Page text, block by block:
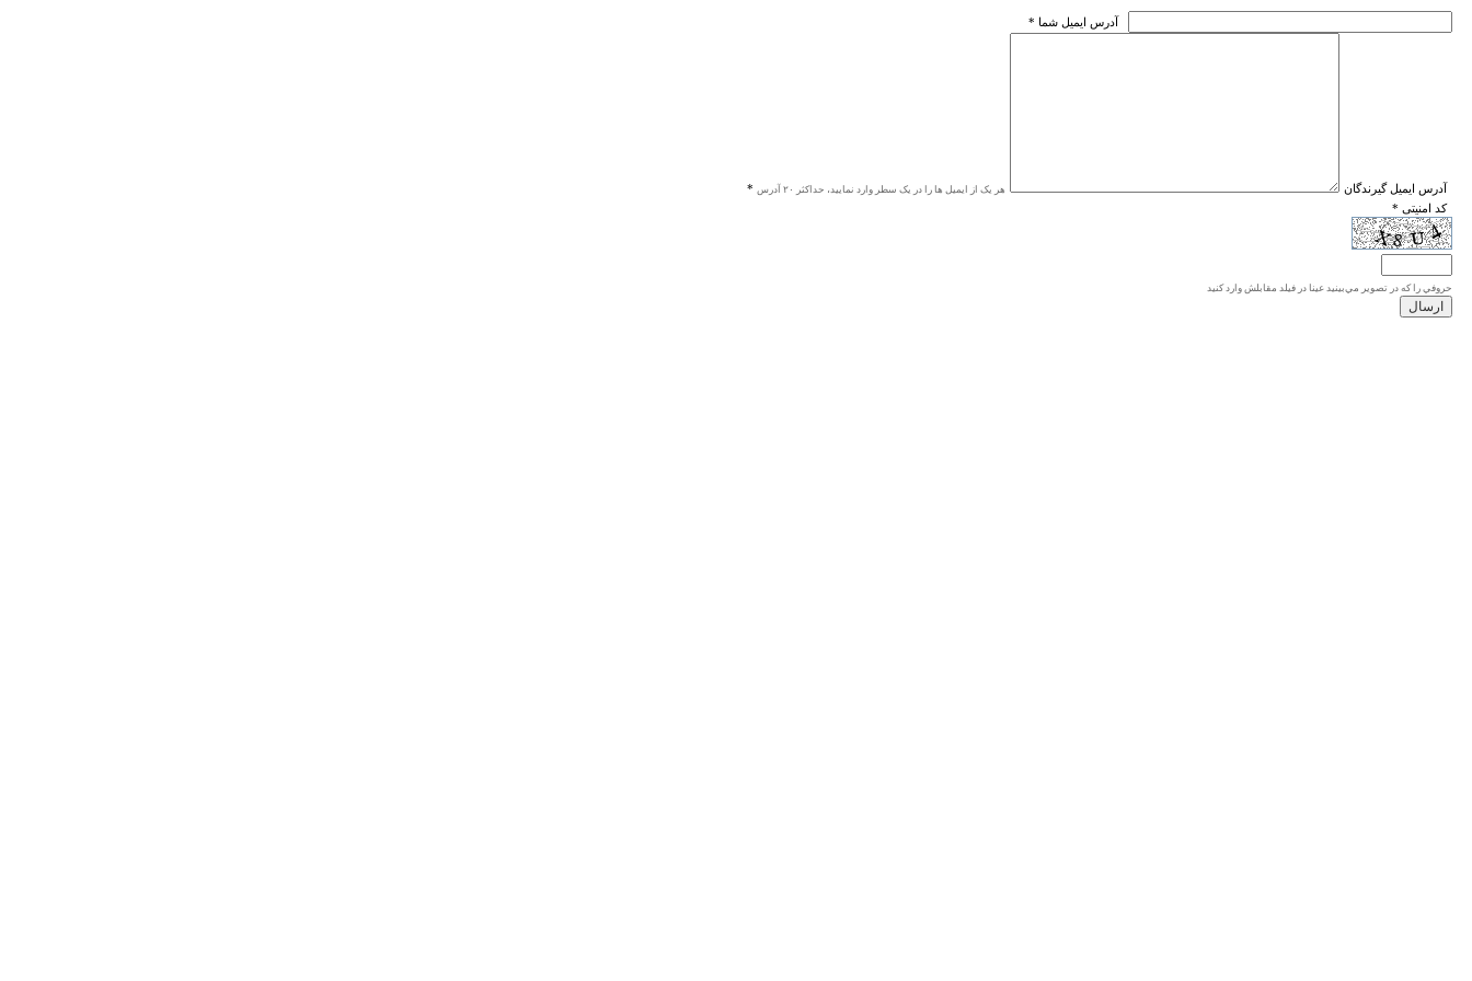
* آدرس ايميل شما
* آدرس ايميل گيرندگان هر یک از ایمیل ها را در یک سطر وارد نمایید، حداکثر ۲۰ آدرس
* کد امنیتی
حروفي را كه در تصوير مي‌بينيد عينا در فيلد مقابلش وارد كنيد